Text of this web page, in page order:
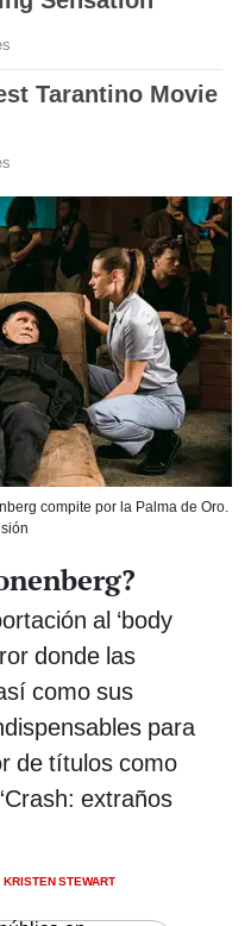
compite por la Palma de Oro.
al ‘body
donde las
como sus
para
de títulos como
extraños
KRISTEN STEWART